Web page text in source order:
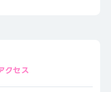
クセス